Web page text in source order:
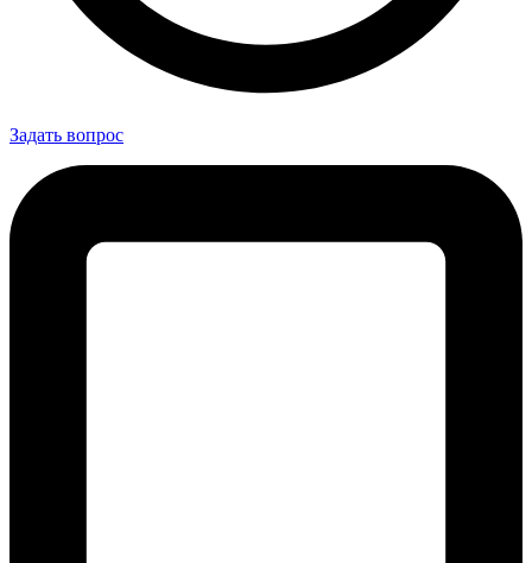
Задать вопрос